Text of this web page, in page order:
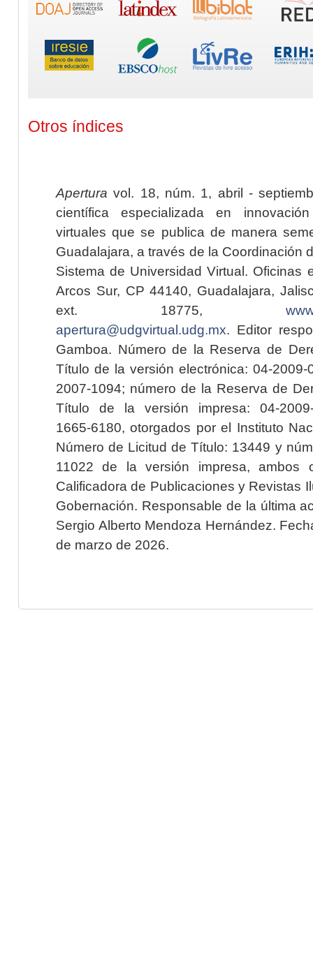
Otros índices
Apertura vol. 18, núm. 1, abril -
científica especializada en
virtuales que se publica de manera
Guadalajara, a través de la Coordinación
Sistema de Universidad Virtual. Oficinas
Arcos Sur, CP 44140, Guadalajara,
ext. 18775,
apertura@udgvirtual.udg.mx. Editor
Gamboa. Número de la Reserva de
Título de la versión electrónica: 04-2009-
2007-1094; número de la Reserva de
Título de la versión impresa: 04-2009-
1665-6180, otorgados por el Instituto
Número de Licitud de Título: 13449 y
11022 de la versión impresa, ambos
Calificadora de Publicaciones y Revistas
Gobernación. Responsable de la última
Sergio Alberto Mendoza Hernández.
de marzo de 2026.